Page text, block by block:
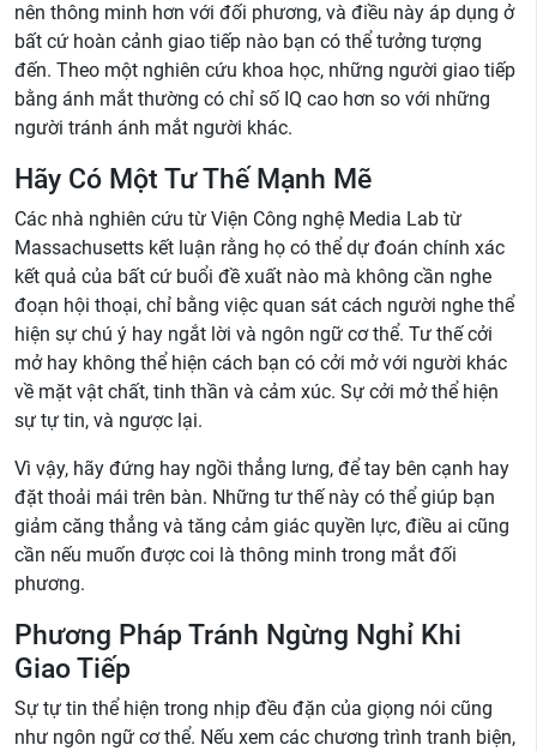
nên thông minh hơn với đối phương, và điều này áp dụng ở
bất cứ hoàn cảnh giao tiếp nào bạn có thể tưởng tượng
đến. Theo một nghiên cứu khoa học, những người giao tiếp
bằng ánh mắt thường có chỉ số IQ cao hơn so với những
người tránh ánh mắt người khác.
Hãy Có Một Tư Thế Mạnh Mẽ
Các nhà nghiên cứu từ Viện Công nghệ Media Lab từ
Massachusetts kết luận rằng họ có thể dự đoán chính xác
kết quả của bất cứ buổi đề xuất nào mà không cần nghe
đoạn hội thoại, chỉ bằng việc quan sát cách người nghe thể
hiện sự chú ý hay ngắt lời và ngôn ngữ cơ thể. Tư thế cởi
mở hay không thể hiện cách bạn có cởi mở với người khác
về mặt vật chất, tinh thần và cảm xúc. Sự cởi mở thể hiện
sự tự tin, và ngược lại.
Vì vậy, hãy đứng hay ngồi thẳng lưng, để tay bên cạnh hay
đặt thoải mái trên bàn. Những tư thế này có thể giúp bạn
giảm căng thẳng và tăng cảm giác quyền lực, điều ai cũng
cần nếu muốn được coi là thông minh trong mắt đối
phương.
Phương Pháp Tránh Ngừng Nghỉ Khi
Giao Tiếp
Sự tự tin thể hiện trong nhịp đều đặn của giọng nói cũng
như ngôn ngữ cơ thể. Nếu xem các chương trình tranh biện,